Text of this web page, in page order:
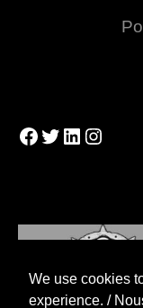
Facebook
Twitter
LinkedIn
We use cookies
experience. /